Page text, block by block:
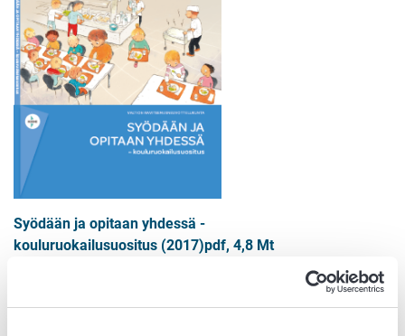
Syödään ja opitaan yhdessä -
kouluruokailusuositus (2017)pdf, 4,8 Mt
Julkaisu on saatavana pdf-versiona myös ruotsiksi ja